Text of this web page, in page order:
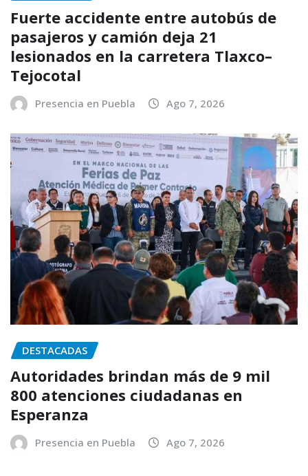
Fuerte accidente entre autobús de
pasajeros y camión deja 21
lesionados en la carretera Tlaxco–
Tejocotal
Presencia en Puebla Ago 7, 2026
DESTACADAS
Autoridades brindan más de 9 mil
800 atenciones ciudadanas en
Esperanza
Presencia en Puebla Ago 7, 2026